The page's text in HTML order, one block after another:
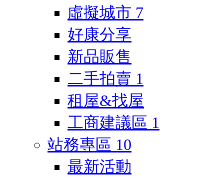
虛擬城市 7
好康分享
新品販售
二手拍賣 1
租屋&找屋
工商建議區 1
站務專區 10
最新活動